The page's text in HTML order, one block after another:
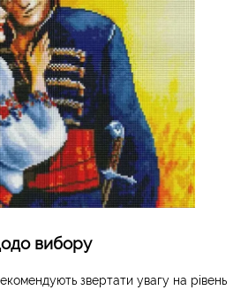
вибору
звертати увагу на рівень